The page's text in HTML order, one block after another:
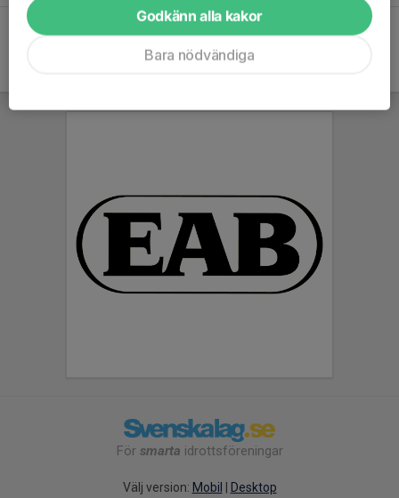
För smarta idrottsföreningar
Välj version: Mobil Desktop
Godkänn alla kakor
Bara nödvändiga